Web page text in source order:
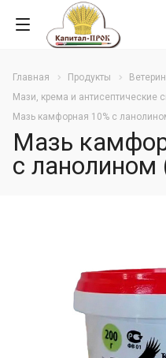
Главная Продукты
Мази, крема и антисептические
Мазь камфорная 10% с
Мазь
с ланолином